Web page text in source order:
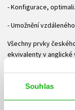
Souhlas
- Konfigurace,
- Umožnění
Všechny prvky
ekvivalenty v anglické
Knihy z edice